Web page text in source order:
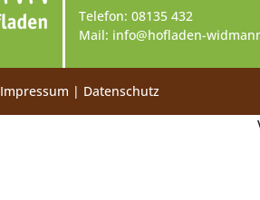
Telefon: 08135 432
Mail: info@hofladen-
Impressum | Datenschutz